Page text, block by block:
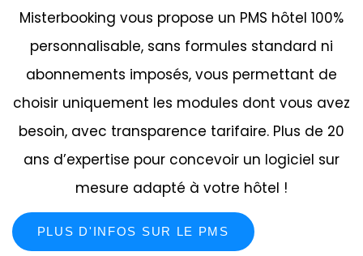
Misterbooking vous propose un PMS hôtel 100%
personnalisable, sans formules standard ni
abonnements imposés, vous permettant de
choisir uniquement les modules dont vous avez
besoin, avec transparence tarifaire. Plus de 20
ans d’expertise pour concevoir un logiciel sur
mesure adapté à votre hôtel !
PLUS D'INFOS SUR LE PMS